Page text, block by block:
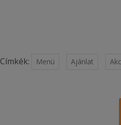
Címkék: Menü Ajánlat